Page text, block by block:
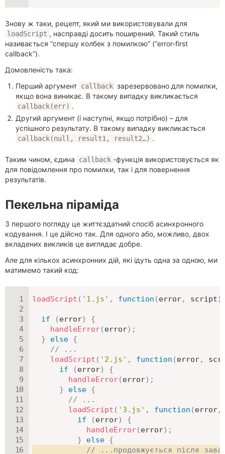
Знову ж таки, рецепт, який ми використовували для
loadScript , насправді досить поширений. Такий стиль
називається “спершу колбек з помилкою” (“error-first
callback”).
Домовленість така:
Перший аргумент callback зарезервовано для помилки,
якщо вона виникає. В такому випадку викликається
callback(err) .
Другий аргумент (і наступні, якщо потрібно) – для
успішного результату. В такому випадку викликається
callback(null, result1, result2…) .
Таким чином, єдина callback -функція використовується як
для повідомлення про помилки, так і для повернення
результатів.
Пекельна піраміда
З першого погляду це життєздатний спосіб асинхронного
кодування. І це дійсно так. Для одного або, можливо, двох
вкладених викликів це виглядає добре.
Але для кількох асинхронних дій, які ідуть одна за одною, ми
матимемо такий код:
loadScript ( '1.js' , function (error, script)
if (error)
{
handleError(error) ;
}
else {
// ...
loadScript ( '2.js' , function (error,
if
(error)
{
handleError(error) ;
}
else {
// ...
loadScript ( '3.js' , function (error,
if
(error)
{
handleError(error) ;
}
else {
// ...продовжується після